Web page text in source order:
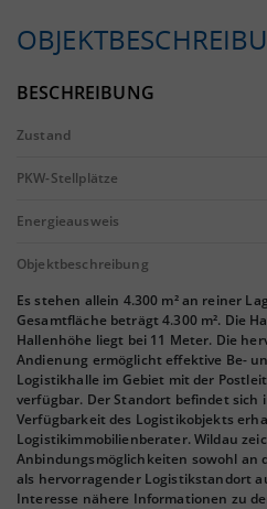
BESCHREIBUNG
Zustand
PKW-Stellplätze
Energieausweis
Objektbeschreibung
Es stehen allein 4.300 m² an reiner
Gesamtfläche beträgt 4.300 m². Die
Hallenhöhe liegt bei 11 Meter. Die
Andienung ermöglicht effektive Be-
Logistikhalle im Gebiet mit der
verfügbar. Der Standort befindet sich
Verfügbarkeit des Logistikobjekts
Logistikimmobilienberater. Wildau
Anbindungsmöglichkeiten sowohl an
als hervorragender Logistikstandort
Interesse nähere Informationen zu